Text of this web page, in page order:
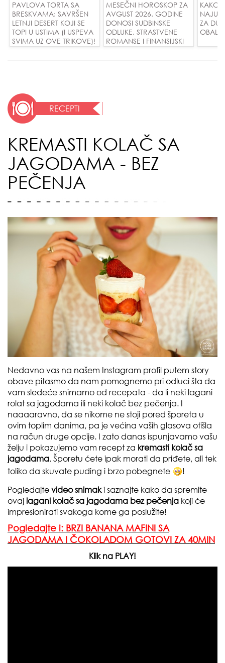
PAVLOVA TORTA SA
BRESKVAMA: SAVRŠEN
LETNJI DESERT KOJI SE
TOPI U USTIMA (I USPEVA
SVIMA UZ OVE TRIKOVE)!
MESEČNI HOROSKOP ZA
AVGUST 2026. GODINE
DONOSI SUDBINSKE
ODLUKE, STRASTVENE
ROMANSE I FINANSIJSKI
KAKO
ZA
RECEPTI
KREMASTI KOLAČ SA
JAGODAMA - BEZ
PEČENJA
Nedavno vas na našem Instagram profil putem story
obave pitasmo da nam pomognemo pri odluci šta da
vam sledeće snimamo od recepata - da li neki lagani
rolat sa jagodama ili neki kolač bez pečenja. I
naaaaravno, da se nikome ne stoji pored šporeta u
ovim toplim danima, pa je većina vaših glasova otišla
na račun druge opcije. I zato danas ispunjavamo vašu
želju i pokazujemo vam recept za kremasti kolač sa
jagodama. Šporetu ćete ipak morati da priđete, ali tek
toliko da skuvate puding i brzo pobegnete
!
Pogledajte video snimaki saznajte kako da spremite
ovaj lagani kolač sa jagodama bez pečenja koji će
impresionirati svakoga kome ga poslužite!
Pogledajte i: BRZI BANANA MAFINI SA
JAGODAMA I ČOKOLADOM GOTOVI ZA 40MIN
Klik na PLAY!